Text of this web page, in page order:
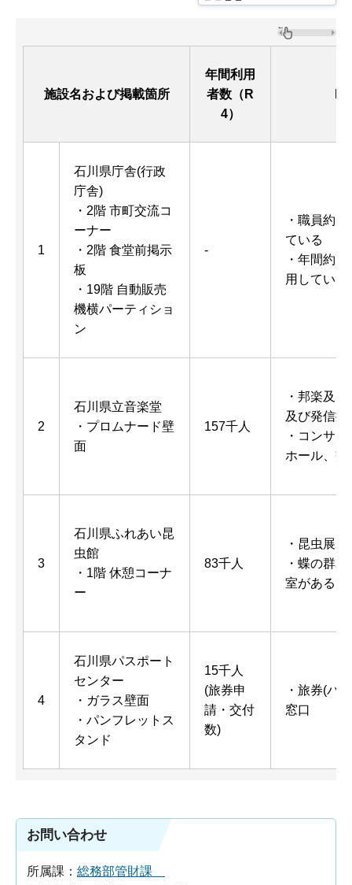
施設名および掲載箇所
年間利用
者数（R
4）
1
石川県庁舎(行政
庁舎)
・2階 市町交流コ
ーナー
・2階 食堂前掲示
板
・19階 自動販売
機横パーティショ
ン
-
・職員約
ている
・年間約
用している
2
石川県立音楽堂
・プロムナード壁
面
157千人
・邦楽及
及び発信拠
・コンサ
ホール、交
3
石川県ふれあい昆
虫館
・1階 休憩コーナ
ー
83千人
・昆虫展
・蝶の群
室がある
4
石川県パスポート
センター
・ガラス壁面
・パンフレットス
タンド
15千人
(旅券申
請・交付
数)
・旅券(パ
窓口
お問い合わせ
所属課： 総務部管財課